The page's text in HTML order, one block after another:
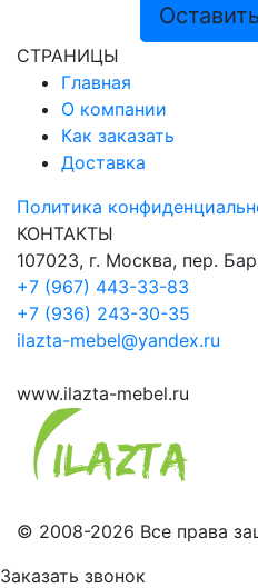
СТРАНИЦЫ
Главная
О компании
Как заказать
Доставка
Политика
КОНТАКТЫ
107023, г. Москва, пер.
+7 (967) 443-33-83
+7 (936) 243-30-35
ilazta-mebel@yandex.ru
www.ilazta-mebel.ru
© 2008-2026 Все права
Заказать звонок